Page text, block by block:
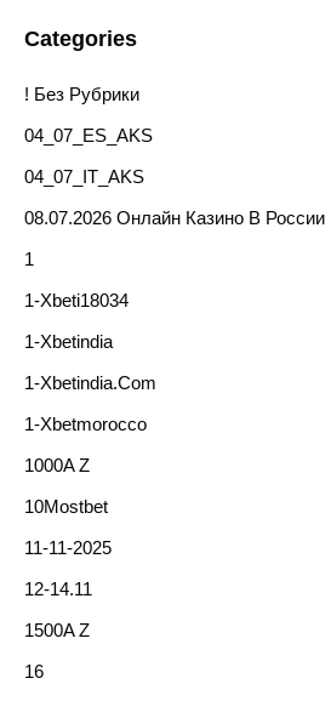
Categories
! Без Рубрики
04_07_ES_AKS
04_07_IT_AKS
08.07.2026 Онлайн Казино В России
1
1-Xbeti18034
1-Xbetindia
1-Xbetindia.com
1-Xbetmorocco
1000A Z
10Mostbet
11-11-2025
12-14.11
1500A Z
16